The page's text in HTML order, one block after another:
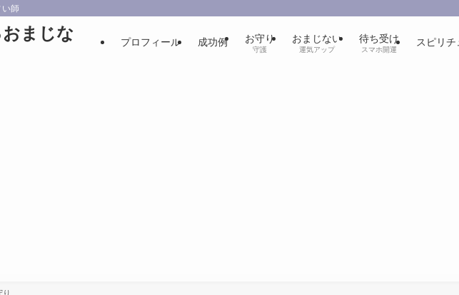
師
まじな
プロフィール 成功例 お守り
守護
おまじない
運気アップ
待ち受け
スマホ開運
スピリ
り